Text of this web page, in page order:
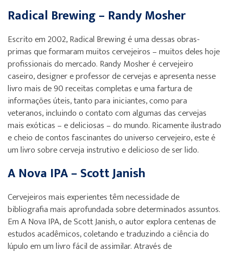
Radical Brewing – Randy Mosher
Escrito em 2002, Radical Brewing é uma dessas obras-
primas que formaram muitos cervejeiros – muitos deles hoje
profissionais do mercado. Randy Mosher é cervejeiro
caseiro, designer e professor de cervejas e apresenta nesse
livro mais de 90 receitas completas e uma fartura de
informações úteis, tanto para iniciantes, como para
veteranos, incluindo o contato com algumas das cervejas
mais exóticas – e deliciosas – do mundo. Ricamente ilustrado
e cheio de contos fascinantes do universo cervejeiro, este é
um livro sobre cerveja instrutivo e delicioso de ser lido.
A Nova IPA – Scott Janish
Cervejeiros mais experientes têm necessidade de
bibliografia mais aprofundada sobre determinados assuntos.
Em A Nova IPA, de Scott Janish, o autor explora centenas de
estudos acadêmicos, coletando e traduzindo a ciência do
lúpulo em um livro fácil de assimilar. Através de